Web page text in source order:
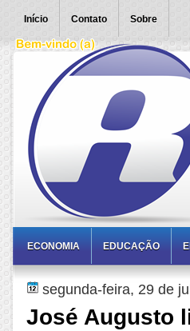
Início Contato Sobre
ECONOMIA EDUCAÇÃO
segunda-feira, 29 de
José Augusto